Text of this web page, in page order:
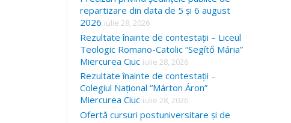
repartizare din data de 5 și 6 august
2026 iulie 28, 2026
Rezultate înainte de contestații – Liceul
Teologic Romano-Catolic “Segítő Mária”
Miercurea Ciuc iulie 28, 2026
Rezultate înainte de contestații –
Colegiul Național “Márton Áron”
Miercurea Ciuc iulie 28, 2026
Ofertă cursuri postuniversitare și de